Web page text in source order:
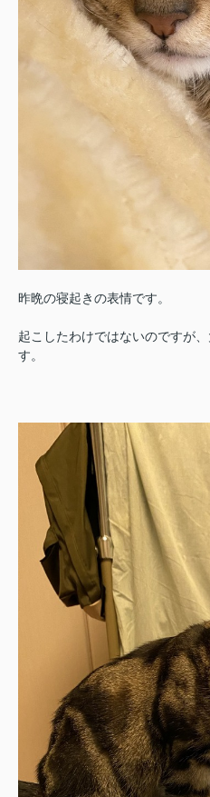
昨晩の寝起きの表情です。
起こしたわけではないのですが
す。